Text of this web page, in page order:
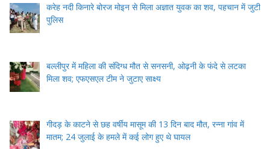
करेह नदी किनारे बोरज मोइन से मिला अज्ञात युवक का शव, पहचान में जुटी
पुलिस
बल्लीपुर में महिला की संदिग्ध मौत से सनसनी, ओढ़नी के फंदे से लटका
मिला शव; एफएसएल टीम ने जुटाए साक्ष्य
गीदड़ के काटने से छह वर्षीय मासूम की 13 दिन बाद मौत, रन्ना गांव में
मातम; 24 जुलाई के हमले में कई लोग हुए थे घायल